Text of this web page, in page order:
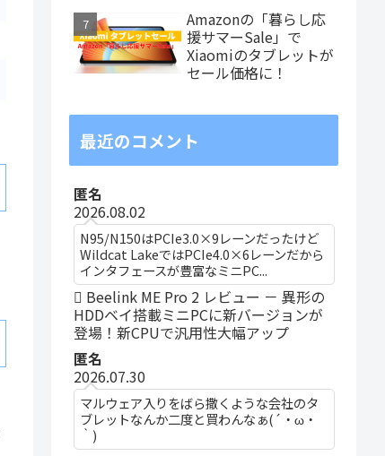
Amazonの「暮らし応
援サマーSale」で
Xiaomiのタブレットが
セール価格に！
最近のコメント
匿名
2026.08.02
N95/N150はPCIe3.0×9レーンだったけど
Wildcat LakeではPCIe4.0×6レーンだから
インタフェースが豊富なミニPC...
Beelink ME Pro 2 レビュー － 異形の
HDDベイ搭載ミニPCに新バージョンが
登場！新CPUで汎用性大幅アップ
匿名
2026.07.30
マルウェア入りをばら撒くような会社のタ
ブレットなんか二度と買わんなぁ(´・ω・
｀)